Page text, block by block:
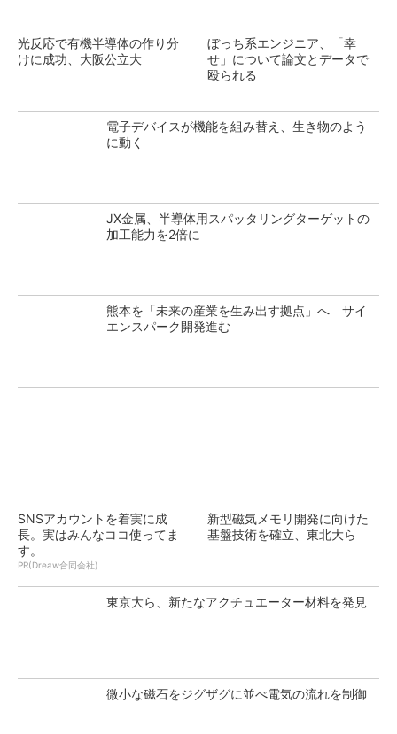
光反応で有機半導体の作り分
けに成功、大阪公立大
ぼっち系エンジニア、「幸
せ」について論文とデータで
殴られる
電子デバイスが機能を組み替え、生き物のよう
に動く
JX金属、半導体用スパッタリングターゲットの
加工能力を2倍に
熊本を「未来の産業を生み出す拠点」へ サイ
エンスパーク開発進む
SNSアカウントを着実に成
長。実はみんなココ使ってま
す。
PR(Dreaw合同会社)
新型磁気メモリ開発に向けた
基盤技術を確立、東北大ら
東京大ら、新たなアクチュエーター材料を発見
微小な磁石をジグザグに並べ電気の流れを制御